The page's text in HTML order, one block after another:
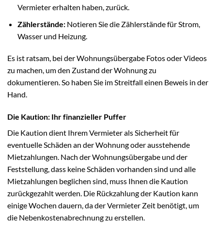
Vermieter erhalten haben, zurück.
Zählerstände:Notieren Sie die Zählerstände für Strom,
Wasser und Heizung.
Es ist ratsam, bei der Wohnungsübergabe Fotos oder Videos
zu machen, um den Zustand der Wohnung zu
dokumentieren. So haben Sie im Streitfall einen Beweis in der
Hand.
Die Kaution: Ihr finanzieller Puffer
Die Kaution dient Ihrem Vermieter als Sicherheit für
eventuelle Schäden an der Wohnung oder ausstehende
Mietzahlungen. Nach der Wohnungsübergabe und der
Feststellung, dass keine Schäden vorhanden sind und alle
Mietzahlungen beglichen sind, muss Ihnen die Kaution
zurückgezahlt werden. Die Rückzahlung der Kaution kann
einige Wochen dauern, da der Vermieter Zeit benötigt, um
die Nebenkostenabrechnung zu erstellen.